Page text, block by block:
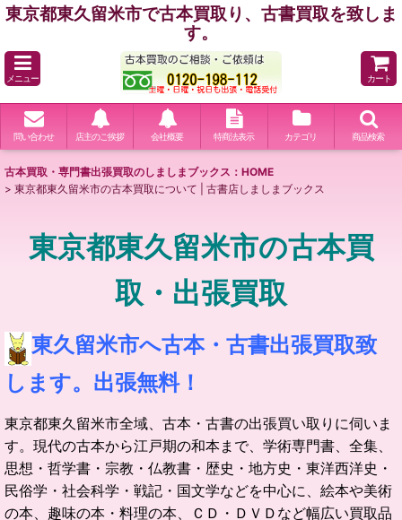
東京都東久留米市で古本買取り、古書買取を致しま
す。
メニュー カート
問い合わせ 店主のご挨拶 会社概要 特商法表示 カテゴリ 商品検索
古本買取・専門書出張買取のしましまブックス：HOME
> 東京都東久留米市の古本買取について | 古書店しましまブックス
東京都東久留米市の古本買
取・出張買取
東久留米市へ古本・古書出張買取致
します。出張無料！
東京都東久留米市全域、古本・古書の出張買い取りに伺いま
す。現代の古本から江戸期の和本まで、学術専門書、全集、
思想・哲学書・宗教・仏教書・歴史・地方史・東洋西洋史・
民俗学・社会科学・戦記・国文学などを中心に、絵本や美術
の本、趣味の本・料理の本、ＣＤ・ＤＶＤなど幅広い買取品